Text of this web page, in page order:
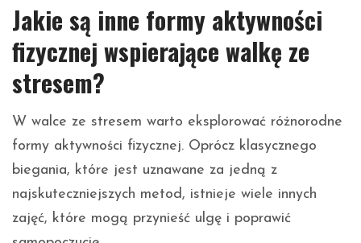
Jakie są inne formy aktywności
fizycznej wspierające walkę ze
stresem?
W walce ze stresem warto eksplorować różnorodne
formy aktywności fizycznej. Oprócz klasycznego
biegania, które jest uznawane za jedną z
najskuteczniejszych metod, istnieje wiele innych
zajęć, które mogą przynieść ulgę i poprawić